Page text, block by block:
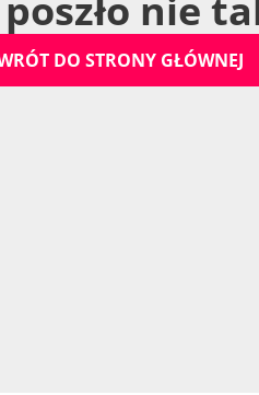
RÓT DO STRONY GŁÓWNEJ